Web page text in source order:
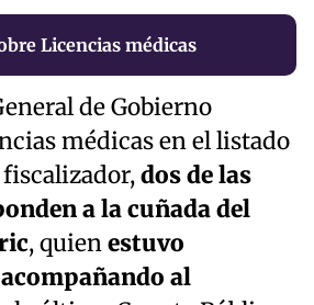
Licencias médicas
de Gobierno
médicas en el listado
dos de las
a la cuñada del
, quienestuvo
al